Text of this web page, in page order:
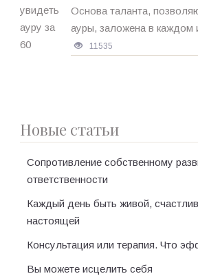
Основа таланта,
ауры, заложена в каждом
11535
Новые статьи
Сопротивление собственному
ответственности
Каждый день быть живой,
настоящей
Консультация или терапия. Что
Вы можете исцелить себя